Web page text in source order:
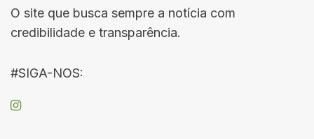
O site que busca sempre a notícia com
credibilidade e transparência.
#SIGA-NOS: